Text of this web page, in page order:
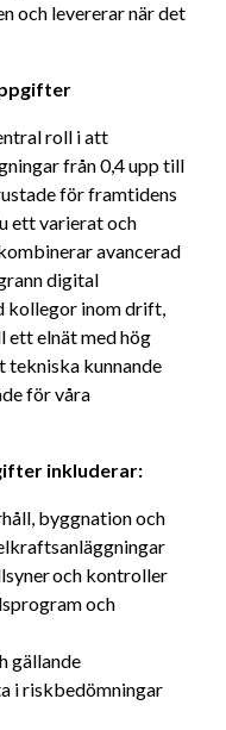
och levererar när det
roll i att
från 0,4 upp till
för framtidens
ett varierat och
avancerad
digital
kollegor inom drift,
ett elnät med hög
kunnande
för våra
inkluderar:
byggnation och
och kontroller
och
gällande
i riskbedömningar